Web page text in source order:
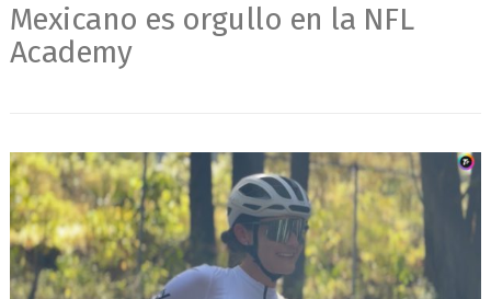
Mexicano es orgullo en la NFL
Academy